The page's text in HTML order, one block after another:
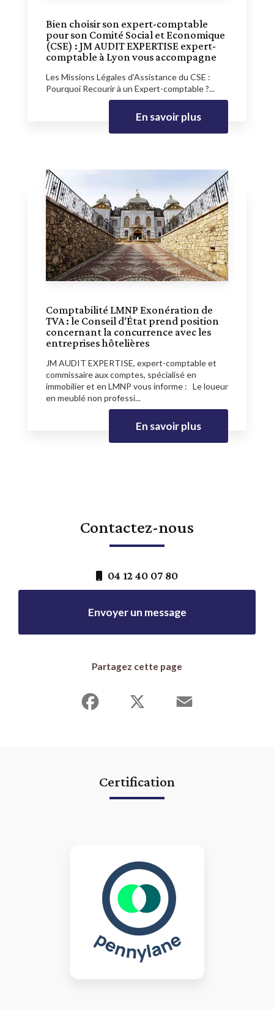
Bien choisir son expert-comptable
pour son Comité Social et Economique
(CSE) : JM AUDIT EXPERTISE expert-
comptable à Lyon vous accompagne
Les Missions Légales d'Assistance du CSE :
Pourquoi Recourir à un Expert-comptable ?...
En savoir plus
Comptabilité LMNP Exonération de
TVA : le Conseil d'État prend position
concernant la concurrence avec les
entreprises hôtelières
JM AUDIT EXPERTISE, expert-comptable et
commissaire aux comptes, spécialisé en
immobilier et en LMNP vous informe : Le loueur
en meublé non professi...
En savoir plus
Contactez-nous
04 12 40 07 80
Envoyer un message
Partagez cette page
Certification